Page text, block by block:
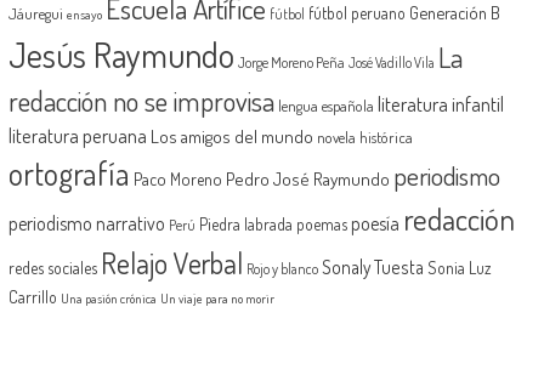
Jáuregui ensayo Escuela Artífice fútbol fútbol peruano Generación B
Jesús Raymundo Jorge Moreno Peña José Vadillo Vila La
redacción no se improvisa lengua española literatura infantil
literatura peruana Los amigos del mundo novela histórica
ortografía Paco Moreno Pedro José Raymundo periodismo
periodismo narrativo Perú Piedra labrada poemas poesía redacción
redes sociales Relajo Verbal Rojo y blanco Sonaly Tuesta Sonia Luz
Carrillo Una pasión crónica Un viaje para no morir